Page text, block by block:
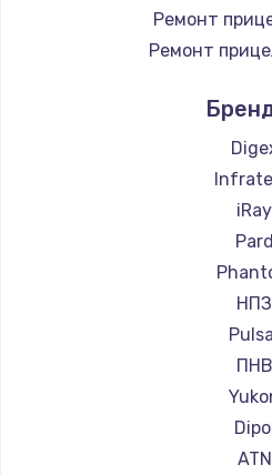
Ремонт
Ремонт
Ремонт
Ремонт
Ремонт
Ремонт
Ремонт
Ремонт
Ремонт
Ремонт прицелов
Ремонт
Ремонт
Ремонт
Ремонт
iRay
Pard
НПЗ
ПНВ
ATN